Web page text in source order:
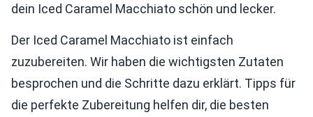
dein Iced Caramel Macchiato schön und lecker.
Der Iced Caramel Macchiato ist einfach
zuzubereiten. Wir haben die wichtigsten Zutaten
besprochen und die Schritte dazu erklärt. Tipps für
die perfekte Zubereitung helfen dir, die besten